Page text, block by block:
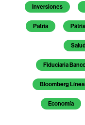
Temas de este
Inversiones
Patria
Fiduciaria
Bloomberg Línea
Economía